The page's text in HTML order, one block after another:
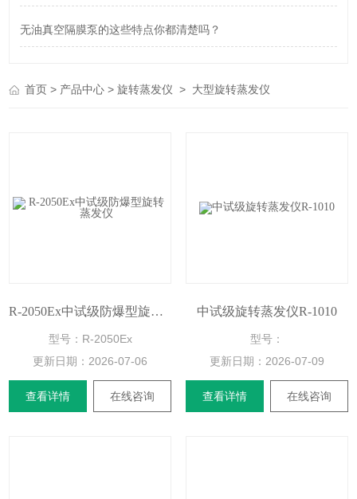
无油真空隔膜泵的这些特点你都清楚吗？
首页 > 产品中心 >旋转蒸发仪 > 大型旋转蒸发仪
R-2050Ex中试级防爆型旋转蒸发仪
型号：R-2050Ex
更新日期： 2026-07-06
查看详情 在线咨询
中试级旋转蒸发仪R-1010
型号：
更新日期： 2026-07-09
查看详情 在线咨询